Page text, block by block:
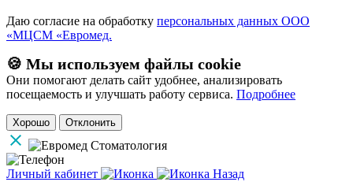
Даю согласие на обработку персональных данных ООО
«МЦСМ «Евромед.
🍪 Мы используем файлы cookie
Они помогают делать сайт удобнее, анализировать
посещаемость и улучшать работу сервиса. Подробнее
Хорошо Отклонить
Личный кабинет
Назад